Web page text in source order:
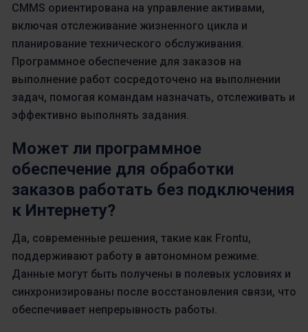
CMMS ориентирована на управление активами,
включая отслеживание жизненного цикла и
планирование технического обслуживания.
Программное обеспечение для заказов на
выполнение работ сосредоточено на выполнении
задач, помогая командам назначать, отслеживать и
эффективно выполнять задания.
Может ли программное
обеспечение для обработки
заказов работать без подключения
к Интернету?
Да, современные решения, такие как Frontu,
поддерживают работу в автономном режиме.
Данные могут быть получены в полевых условиях и
синхронизированы после восстановления связи, что
обеспечивает непрерывность работы.